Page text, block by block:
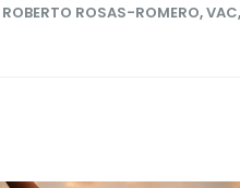
ROBERTO ROSAS-ROMERO,VAC,